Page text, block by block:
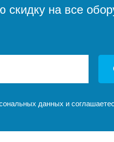
скидку на все
данных и